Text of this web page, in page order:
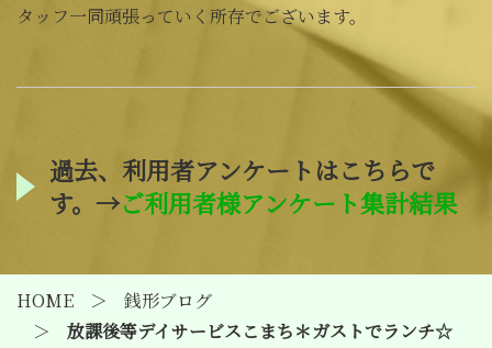
タッフ一同頑張っていく所存でございます。
過去、利用者アンケートはこちらで
す。→ご利用者様アンケート集計結果
HOME
銭形ブログ
放課後等デイサービスこまち＊ガストでランチ☆